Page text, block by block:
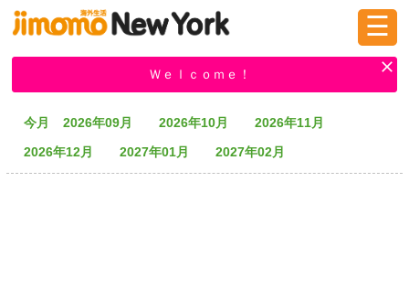
掲示板 タウン情報 教えて！
☰
Ｗｅｌｃｏｍｅ！
今月 2026年09月 2026年10月
2026年11月
2026年12月
2027年01月 2027年02月